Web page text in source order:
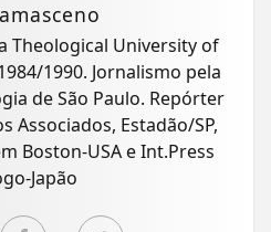
Theological University of
de São Paulo. Repórter
Associados, Estadão/SP,
Boston-USA e Int.Press
Japão